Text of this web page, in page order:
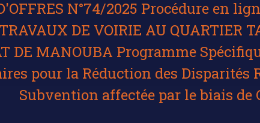
N°74/2025 Procédure en
DE VOIRIE AU QUARTIER
DE MANOUBA Programme
pour la Réduction des Disparités
Subvention affectée par le biais de